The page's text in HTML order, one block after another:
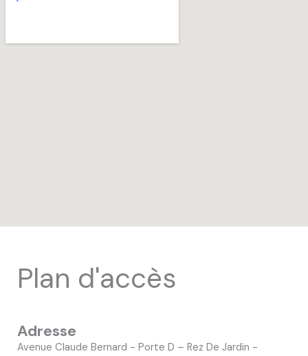
Plan d'accès
Adresse
Avenue Claude Bernard - Porte D – Rez De Jardin -